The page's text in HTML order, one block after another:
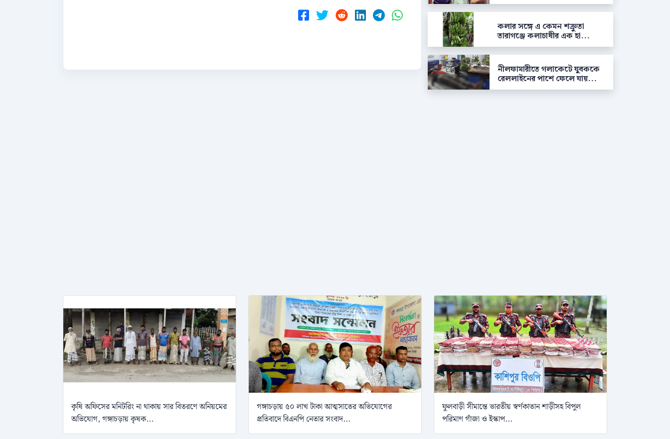
কলার সঙ্গে এ কেমন শক্রুতা
তারাগঞ্জে কলাচাষীর এক হা...
নীলফামারীতে গলাকেটে যুবককে
রেললাইনের পাশে ফেলে যায়...
কৃষি অফিসের মনিটরিং না থাকায় সার বিতরণে অনিয়মের
অভিযোগ, গঙ্গাচড়ায় কৃষক...
গঙ্গাচড়ায় ৫০ লাখ টাকা আত্মসাতের অভিযোগের
প্রতিবাদে বিএনপি নেতার সংবাদ...
ফুলবাড়ী সীমান্তে ভারতীয় স্বর্ণকাতান শাড়ীসহ বিপুল
পরিমাণ গাঁজা ও ইস্কাপ...